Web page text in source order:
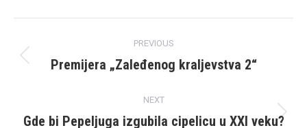
navigation
PREVIOUS
Previous
Premijera „Zaleđenog kraljevstva 2“
NEXT
Next
Gde bi Pepeljuga izgubila cipelicu u XXI veku?